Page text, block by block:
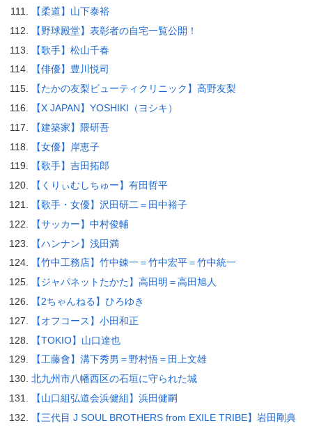
【柔道】山下泰裕
【野球殿堂】表彰者の自宅一覧公開！
【歌手】松山千春
【俳優】豊川悦司
【たかの友梨ビューティクリニック】高野友梨
【X JAPAN】YOSHIKI（ヨシキ）
【建築家】隈研吾
【女優】岸恵子
【歌手】吉田拓郎
【くりぃむしちゅー】有田哲平
【歌手・女優】沢田研二＝田中裕子
【サッカー】中村俊輔
【ハンナン】浅田満
【竹中工務店】竹中錬一＝竹中宏平＝竹中統一
【ジャパネットたかた】高田明＝高田旭人
【2ちゃんねる】ひろゆき
【オフコース】小田和正
【TOKIO】山口達也
【工藤會】溝下秀男＝野村悟＝田上文雄
北九州市八幡西区の石垣に守られた城
【山口組弘道会浜健組】浜田健嗣
【三代目 J SOUL BROTHERS from EXILE TRIBE】岩田剛典